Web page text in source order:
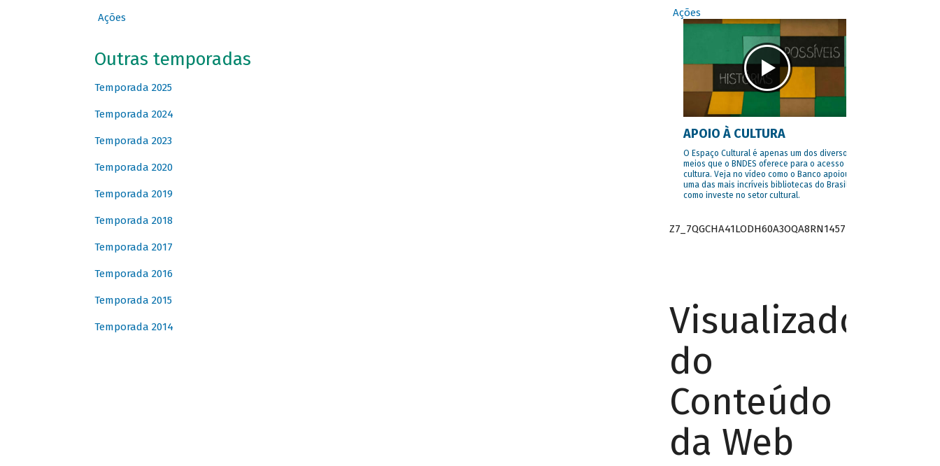
Ações
Outras temporadas
Temporada 2025
Temporada 2024
Temporada 2023
Temporada 2020
Temporada 2019
Temporada 2018
Temporada 2017
Temporada 2016
Temporada 2015
Temporada 2014
Ações
APOIO À CULTURA
O Espaço Cultural é apenas um dos diversos
meios que o BNDES oferece para o acesso à
cultura. Veja no vídeo como o Banco apoiou
uma das mais incríveis bibliotecas do Brasil e
como investe no setor cultural.
Z7_7QGCHA41LODH60A3OQA8RN1457
Visualizador
do
Conteúdo
da Web